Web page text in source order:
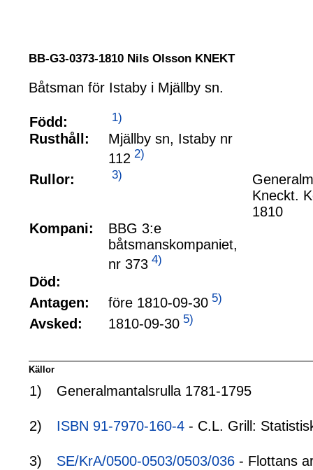
BB-G3-0373-1810 Nils Olsson KNEKT
Båtsman för Istaby i Mjällby sn.
Född: 1)
Rusthåll:
Mjällby sn, Istaby nr
112 2)
Rullor: 3)
Kneckt.
1810
Kompani:
BBG 3:e
båtsmanskompaniet,
nr 373 4)
Död:
Antagen:
före 1810-09-30 5)
Avsked: 1810-09-30 5)
Källor
1) Generalmantalsrulla 1781-1795
2) ISBN 91-7970-160-4 - C.L. Grill:
3) SE/KrA/0500-0503/0503/036 - Flottans